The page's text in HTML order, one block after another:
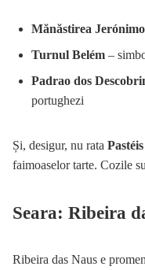
Mănăstirea
Turnul Belém –
Padrao dos
portughezi
Și, desigur, nu rata
faimoaselor tarte. Cozile
Seara: Ribeira
Ribeira das Naus e